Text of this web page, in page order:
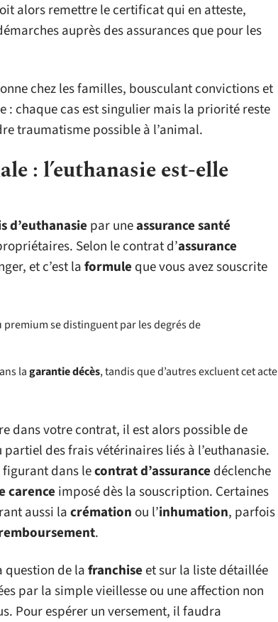
alors remettre le certificat qui en atteste,
auprès des assurances que pour les
chez les familles, bousculant convictions et
chaque cas est singulier mais la priorité reste
traumatisme possible à l’animal.
: l’euthanasie est-elle
d’euthanasie par uneassurance santé
Selon le contrat d’assurance
et c’est laformule que vous avez souscrite
se distinguent par les degrés de
lagarantie décès, tandis que d’autres excluent cet acte
dans votre contrat, il est alors possible de
des frais vétérinaires liés à l’euthanasie.
dans lecontrat d’assurance déclenche
carence imposé dès la souscription. Certaines
aussi lacrémation ou l’inhumation, parfois
.
question de lafranchiseet sur la liste détaillée
par la simple vieillesse ou une affection non
Pour espérer un versement, il faudra